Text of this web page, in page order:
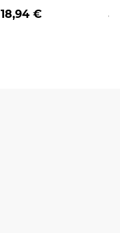
600 ml
18,94 €